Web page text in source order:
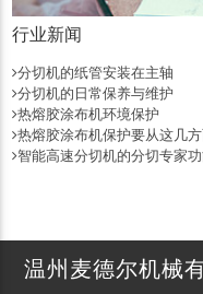
行业新闻
分切机的纸管安装在主轴
分切机的日常保养与维护
热熔胶涂布机环境保护
热熔胶涂布机保护要从这几
智能高速分切机的分切专家
温州麦德尔机械